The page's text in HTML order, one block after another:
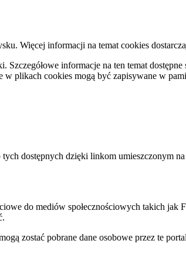
Więcej informacji na temat cookies
informacje na ten temat
plikach cookies mogą być zapisywane w
dostępnych dzięki linkom umieszczonym
do mediów społecznościowych takich
zostać pobrane dane osobowe przez te